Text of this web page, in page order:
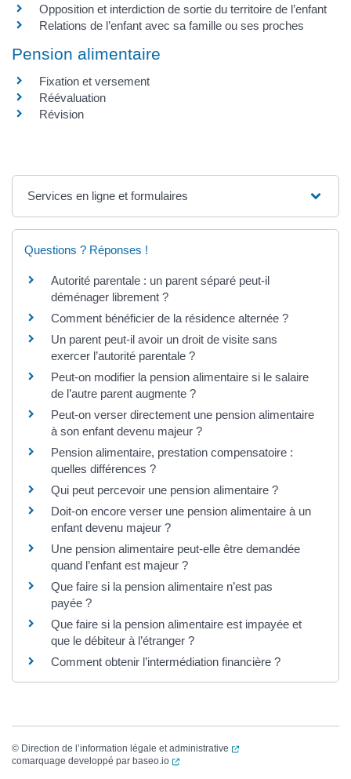
Opposition et interdiction de sortie du territoire de l’enfant
Relations de l’enfant avec sa famille ou ses proches
Pension alimentaire
Fixation et versement
Réévaluation
Révision
Services en ligne et formulaires
Questions ? Réponses !
Autorité parentale : un parent séparé peut-il
déménager librement ?
Comment bénéficier de la résidence alternée ?
Un parent peut-il avoir un droit de visite sans
exercer l’autorité parentale ?
Peut-on modifier la pension alimentaire si le salaire
de l’autre parent augmente ?
Peut-on verser directement une pension alimentaire
à son enfant devenu majeur ?
Pension alimentaire, prestation compensatoire :
quelles différences ?
Qui peut percevoir une pension alimentaire ?
Doit-on encore verser une pension alimentaire à un
enfant devenu majeur ?
Une pension alimentaire peut-elle être demandée
quand l’enfant est majeur ?
Que faire si la pension alimentaire n’est pas
payée ?
Que faire si la pension alimentaire est impayée et
que le débiteur à l’étranger ?
Comment obtenir l’intermédiation financière ?
© Direction de l’information légale et administrative
(ouverture dans un
comarquage developpé par baseo.io (ouverture dans un nouvel onglet)